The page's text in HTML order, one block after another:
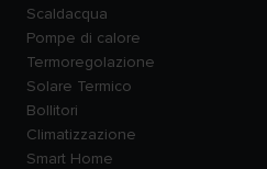
Scaldacqua
Pompe di calore
Termoregolazione
Solare Termico
Bollitori
Climatizzazione
Smart Home